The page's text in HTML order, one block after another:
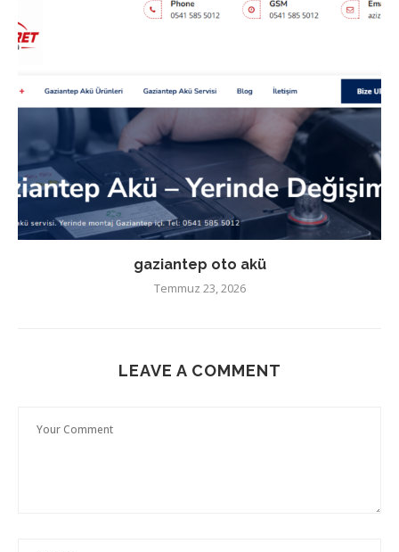
gaziantep oto akü
Temmuz 23, 2026
LEAVE A COMMENT